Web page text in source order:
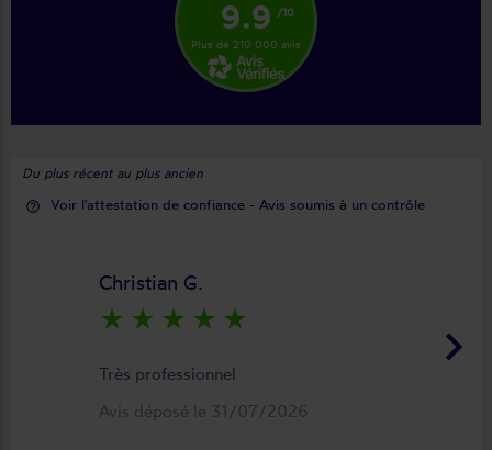
9.9 /10
Plus de 210 000 avis
Du plus récent au plus ancien
help_outline Voir l'attestation de confiance - Avis soumis à un contrôle
keyboard_arrow_right
Christian G.
star_rate star_rate star_rate star_rate star_rate
Très professionnel
Avis déposé le 31/07/2026